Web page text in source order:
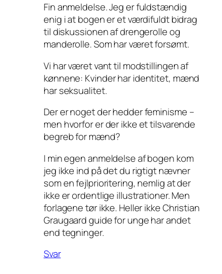
Fin anmeldelse. Jeg er fuldstændig
enig i at bogen er et værdifuldt bidrag
til diskussionen af drengerolle og
manderolle. Som har været forsømt.
Vi har været vant til modstillingen af
kønnene: Kvinder har identitet, mænd
har seksualitet.
Der er noget der hedder feminisme –
men hvorfor er der ikke et tilsvarende
begreb for mænd?
I min egen anmeldelse af bogen kom
jeg ikke ind på det du rigtigt nævner
som en fejlprioritering, nemlig at der
ikke er ordentlige illustrationer. Men
forlagene tør ikke. Heller ikke Christian
Graugaard guide for unge har andet
end tegninger.
Svar